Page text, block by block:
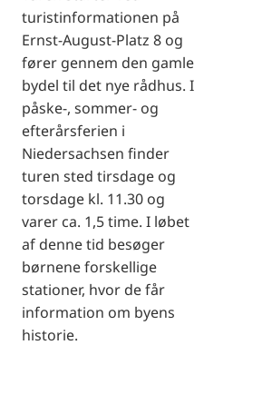
turistinformationen på
Ernst-August-Platz 8 og
fører gennem den gamle
bydel til det nye rådhus. I
påske-, sommer- og
efterårsferien i
Niedersachsen finder
turen sted tirsdage og
torsdage kl. 11.30 og
varer ca. 1,5 time. I løbet
af denne tid besøger
børnene forskellige
stationer, hvor de får
information om byens
historie.